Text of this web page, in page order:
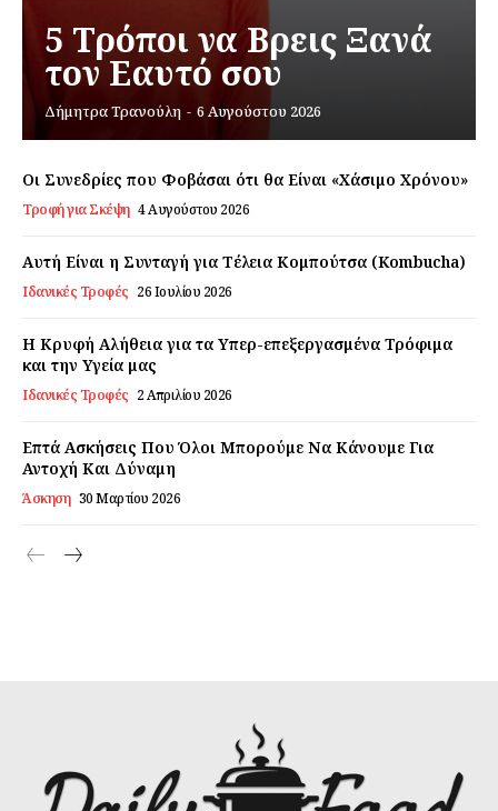
Εγγραφείτε τώρα!
Daily Food
Σχετικά με εμάς
Ο λογαριασμός μου
Επικοινωνία
5 Τρόποι να Βρεις Ξανά
τον Εαυτό σου
Δήμητρα Τρανούλη - 6 Αυγούστου 2026
Οι Συνεδρίες που Φοβάσαι ότι θα Είναι «Χάσιμο Χρόνου»
Τροφή για Σκέψη 4 Αυγούστου 2026
Αυτή Είναι η Συνταγή για Τέλεια Κομπούτσα (Kombucha)
Ιδανικές Τροφές 26 Ιουλίου 2026
Η Κρυφή Αλήθεια για τα Υπερ-επεξεργασμένα Τρόφιμα
και την Υγεία μας
Ιδανικές Τροφές 2 Απριλίου 2026
Επτά Ασκήσεις Που Όλοι Μπορούμε Να Κάνουμε Για
Αντοχή Και Δύναμη
Άσκηση 30 Μαρτίου 2026